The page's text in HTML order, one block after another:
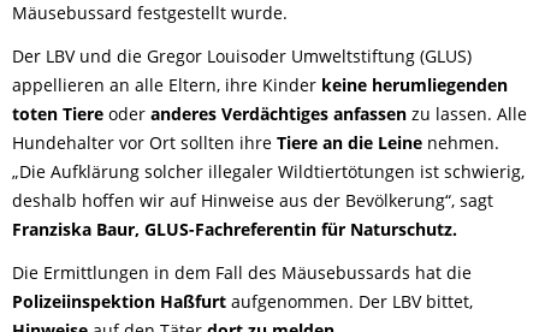
Mäusebussard festgestellt wurde.
Der LBV und die Gregor Louisoder Umweltstiftung (GLUS)
appellieren an alle Eltern, ihre Kinder keine herumliegenden
toten Tiere oder anderes Verdächtiges anfassen zu lassen. Alle
Hundehalter vor Ort sollten ihre Tiere an die Leine nehmen.
„Die Aufklärung solcher illegaler Wildtiertötungen ist schwierig,
deshalb hoffen wir auf Hinweise aus der Bevölkerung“, sagt
Franziska Baur, GLUS-Fachreferentin für Naturschutz.
Die Ermittlungen in dem Fall des Mäusebussards hat die
Polizeiinspektion Haßfurt aufgenommen. Der LBV bittet,